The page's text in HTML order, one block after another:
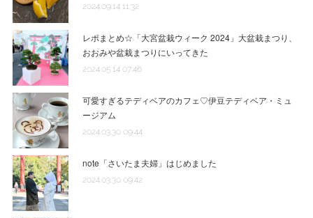
2024.09.14 11:32
レポまとめ☆「大宮盆栽ウィーク 2024」大盆栽まつり、
おおみや盆栽まつりにいってきた
2024.05.14 07:46
可愛すぎるテディベアのカフェ♡伊豆テディベア・ミュ
ージアム
2024.03.30 09:44
note「さいたま夫婦」はじめました
2024.03.30 09:42